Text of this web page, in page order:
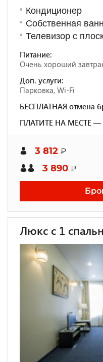
Кондиционер
Собственная
Телевизор с
Питание:
Очень хороший
Доп. услуги:
Парковка, Wi-Fi
БЕСПЛАТНАЯ отмена
ПЛАТИТЕ НА МЕСТЕ —
3 812 ₽
3 890 ₽
Люкс с 1